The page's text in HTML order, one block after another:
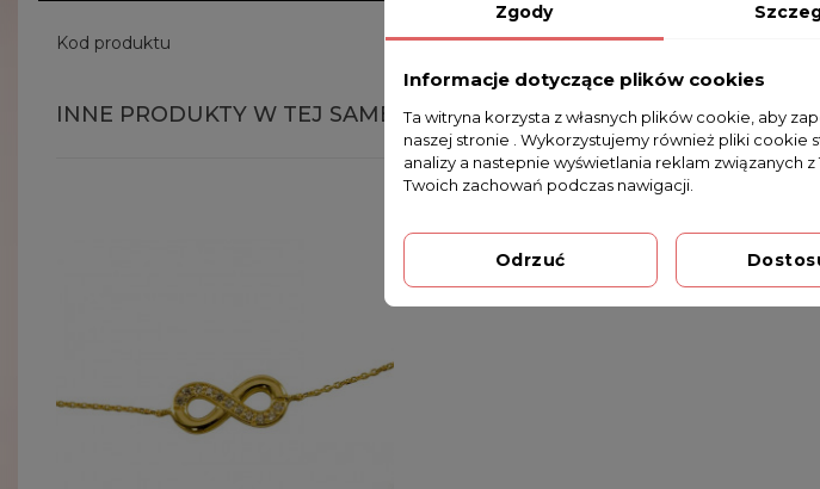
Kod produktu RI5 1.09g TR4 0.93g
INNE PRODUKTY W TEJ SAMEJ KATEGORII
Zgody
Informacje dotyczące plików cookies
Ta witryna korzysta z własnych plików cookie, aby
naszej stronie . Wykorzystujemy również pliki cookie
analizy a nastepnie wyświetlania reklam związanych
Twoich zachowań podczas nawigacji.
Odrzuć